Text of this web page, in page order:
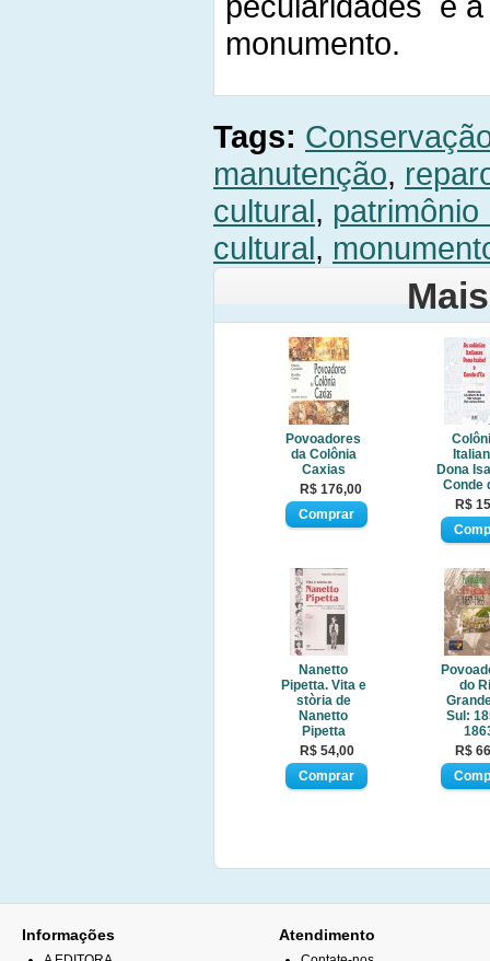
monumento.
Tags:
manutenção,
cultural,
cultural,
Povoadores
da Colônia
Caxias
R$ 176,00
Dona
Conde
R$
Nanetto
Pipetta. Vita e
stòria de
Nanetto
Pipetta
R$ 54,00
do
Sul:
R$
Informações Atendimento